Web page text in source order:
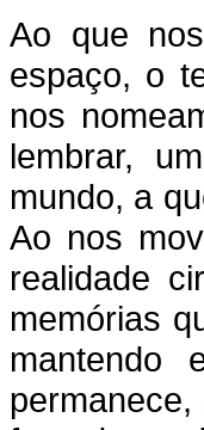
Ao que
espaço, o
nos
lembrar,
mundo, a
Ao nos
realidade
memórias